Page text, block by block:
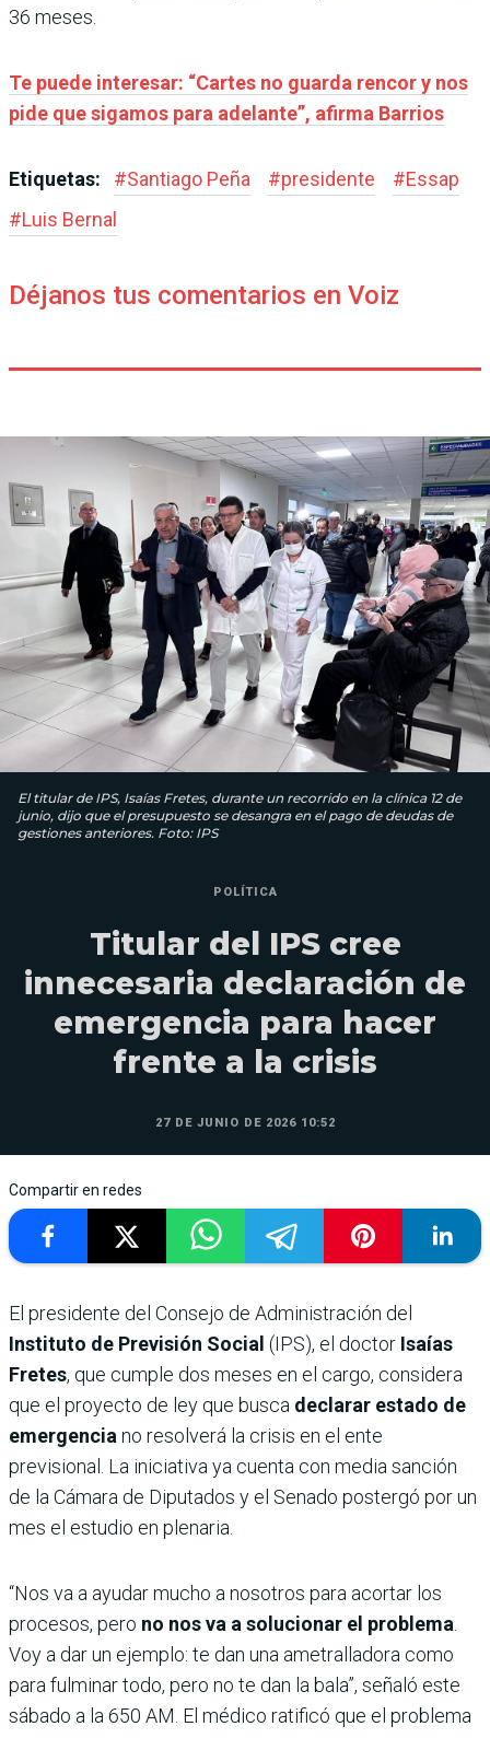
36 meses.
Te puede interesar: “Cartes no guarda rencor y nos
pide que sigamos para adelante”, afirma Barrios
Etiquetas: #Santiago Peña #presidente #Essap
#Luis Bernal
Déjanos tus comentarios en Voiz
El titular de IPS, Isaías Fretes, durante un recorrido en la clínica 12 de
junio, dijo que el presupuesto se desangra en el pago de deudas de
gestiones anteriores. Foto: IPS
POLÍTICA
Titular del IPS cree
innecesaria declaración de
emergencia para hacer
frente a la crisis
27 DE JUNIO DE 2026 10:52
Compartir en redes
El presidente del Consejo de Administración del
Instituto de Previsión Social (IPS), el doctor Isaías
Fretes, que cumple dos meses en el cargo, considera
que el proyecto de ley que busca declarar estado de
emergencia no resolverá la crisis en el ente
previsional. La iniciativa ya cuenta con media sanción
de la Cámara de Diputados y el Senado postergó por un
mes el estudio en plenaria.
“Nos va a ayudar mucho a nosotros para acortar los
procesos, pero no nos va a solucionar el problema
Voy a dar un ejemplo: te dan una ametralladora como
para fulminar todo, pero no te dan la bala”, señaló este
sábado a la 650 AM. El médico ratificó que el problema